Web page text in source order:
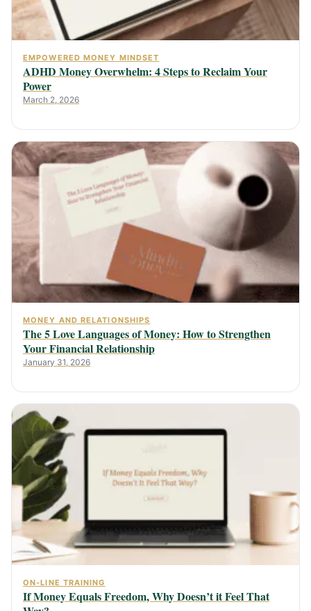
EMPOWERED MONEY MINDSET
ADHD Money Overwhelm: 4 Steps to Reclaim Your
Power
March 2, 2026
MONEY AND RELATIONSHIPS
The 5 Love Languages of Money: How to Strengthen
Your Financial Relationship
January 31, 2026
ON-LINE TRAINING
If Money Equals Freedom, Why Doesn’t it Feel That